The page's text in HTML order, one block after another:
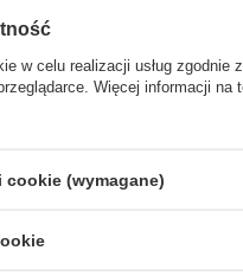
w celu realizacji usług zgodnie z
Więcej informacji
(wymagane)